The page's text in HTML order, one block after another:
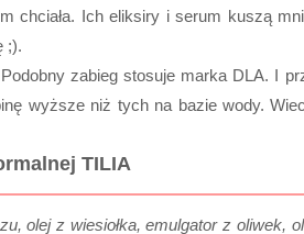
chciała. Ich eliksiry i serum kuszą
;).
zabieg stosuje marka DLA. I
wyższe niż tych na bazie wody.
TILIA
olej z wiesiołka, emulgator z oliwek,